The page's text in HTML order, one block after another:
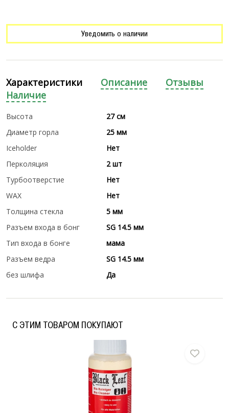
Уведомить о наличии
Характеристики Описание
Отзывы
Наличие
Высота
27 см
Диаметр горла
25 мм
Iceholder
Нет
Перколяция
2 шт
Турбоотверстие
Нет
WAX
Нет
Толщина стекла
5 мм
Разъем входа в бонг
SG 14.5 мм
Тип входа в бонге
мама
Разъем ведра
SG 14.5 мм
без шлифа
Да
C ЭТИМ ТОВАРОМ ПОКУПАЮТ